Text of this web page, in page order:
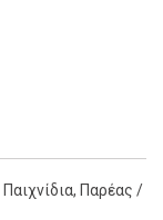
Παιχνίδια, Παρέας /